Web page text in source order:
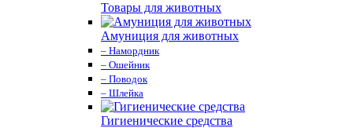
Товары для животных
Амуниция для животных
– Намордник
– Ошейник
– Поводок
– Шлейка
Гигиенические средства